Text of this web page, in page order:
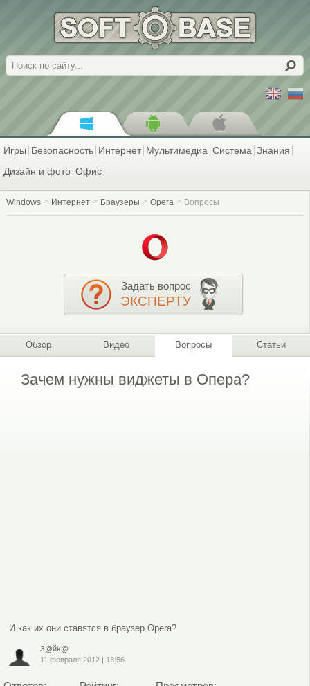
Поиск
Игры Безопасность Интернет Мультимедиа Система Знания
Дизайн и фото Офис
Windows Интернет Браузеры Opera Вопросы
Задать вопрос
ЭКСПЕРТУ
Обзор Видео Вопросы Статьи
Зачем нужны виджеты в Опера?
И как их они ставятся в браузер Opera?
З@йk@
11 февраля 2012| 13:56